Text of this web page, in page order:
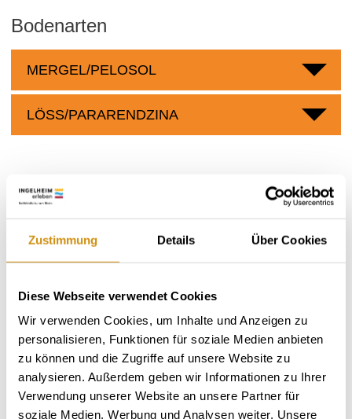
Zustimmung Details Über Cookies
Diese Webseite verwendet Cookies
Wir verwenden Cookies, um Inhalte und Anzeigen zu
personalisieren, Funktionen für soziale Medien anbieten
zu können und die Zugriffe auf unsere Website zu
analysieren. Außerdem geben wir Informationen zu Ihrer
Verwendung unserer Website an unsere Partner für
soziale Medien, Werbung und Analysen weiter. Unsere
Bodenarten
MERGEL/PELOSOL
LÖSS/PARARENDZINA
Weingüter